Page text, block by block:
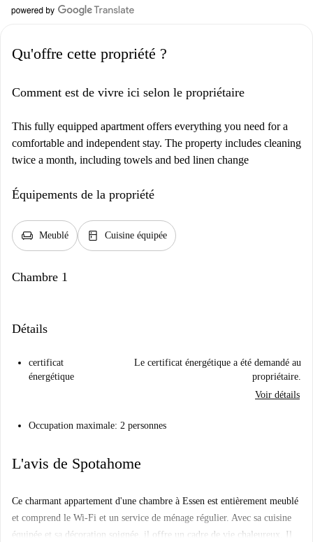
Qu'offre cette propriété ?
Comment est de vivre ici selon le propriétaire
This fully equipped apartment offers everything you need for a
comfortable and independent stay. The property includes cleaning
twice a month, including towels and bed linen change
Équipements de la propriété
chair Meublé kitchen Cuisine équipée
Chambre 1
Détails
certificat
énergétique
Le certificat énergétique a été demandé au
propriétaire.
Voir détails
Occupation maximale: 2 personnes
L'avis de Spotahome
Ce charmant appartement d'une chambre à Essen est entièrement meublé
et comprend le Wi-Fi et un service de ménage régulier. Avec sa cuisine
équipée et sa décoration soignée, il offre un cadre de vie chaleureux. Il